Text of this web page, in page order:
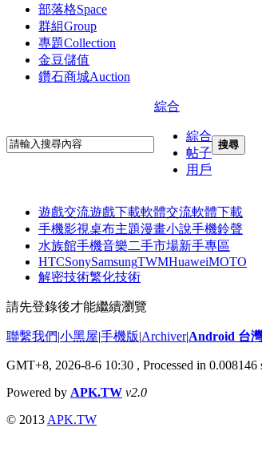
部落格Space
群組Group
專題Collection
金豆儲值
鑽石商城Auction
綜合
綜合
帖子
用戶
搜尋
遊戲交流遊戲下載軟體交流軟體下載
手機影視桌布主題漫畫小說手機鈴聲
水族館手機音樂二手市場新手專區
HTCSonySamsungTWMHuaweiMOTO
解密技術繁化技術
請先登錄後才能繼續瀏覽
聯繫我們|小黑屋|手機版|Archiver|Android 台
GMT+8, 2026-8-6 10:30 , Processed in
Powered by APK.TW v2.0
© 2013 APK.TW